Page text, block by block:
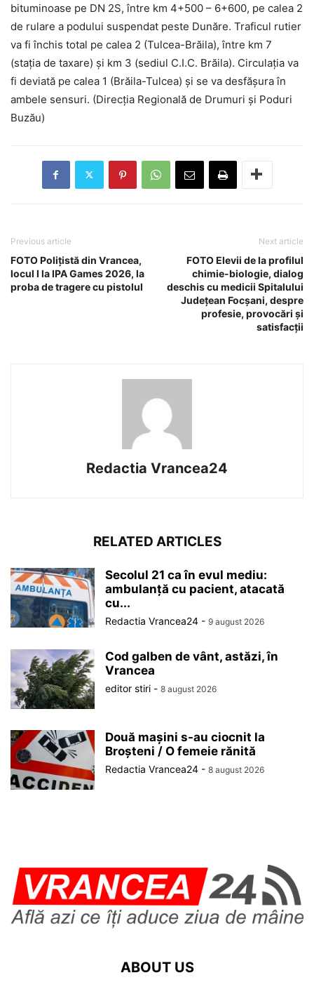
bituminoase pe DN 2S, între km 4+500 – 6+600, pe calea 2
de rulare a podului suspendat peste Dunăre. Traficul rutier
va fi închis total pe calea 2 (Tulcea-Brăila), între km 7
(stația de taxare) și km 3 (sediul C.I.C. Brăila). Circulația va
fi deviată pe calea 1 (Brăila-Tulcea) și se va desfășura în
ambele sensuri. (Direcția Regională de Drumuri și Poduri
Buzău)
Previous article
FOTO Polițistă din Vrancea,
locul I la IPA Games 2026, la
proba de tragere cu pistolul
Next article
FOTO Elevii de la profilul
chimie-biologie, dialog
deschis cu medicii Spitalului
Județean Focșani, despre
profesie, provocări și
satisfacții
Redactia Vrancea24
RELATED ARTICLES
Secolul 21 ca în evul mediu:
ambulanță cu pacient, atacată
cu...
Redactia Vrancea24 - 9 august 2026
Cod galben de vânt, astăzi, în
Vrancea
editor stiri - 8 august 2026
Două mașini s-au ciocnit la
Broșteni / O femeie rănită
Redactia Vrancea24 - 8 august 2026
ABOUT US